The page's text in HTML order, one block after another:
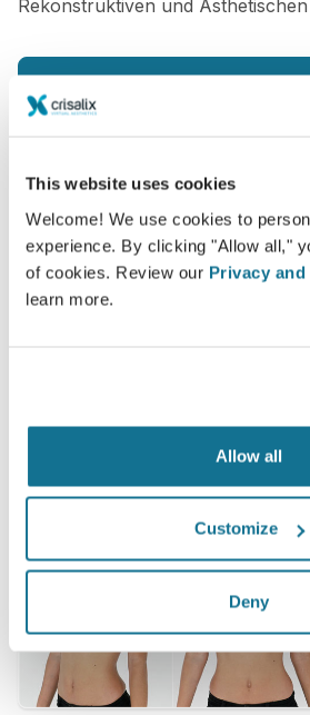
This website uses cookies
Welcome! We use cookies to
experience. By clicking "Allow all,"
of cookies. Review our Privacy
learn more.
Allow all
Customize
Deny
Rekonstruktiven und
Boek een 3D Crisalix
Zoals gezien op